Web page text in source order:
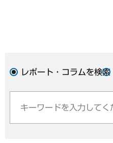
レポート・コラムを検索